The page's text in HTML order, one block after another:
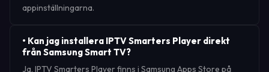
appinställningarna.
• Kan jag installera IPTV Smarters Player direkt
från Samsung Smart TV?
Ja, IPTV Smarters Player finns i Samsung Apps Store på